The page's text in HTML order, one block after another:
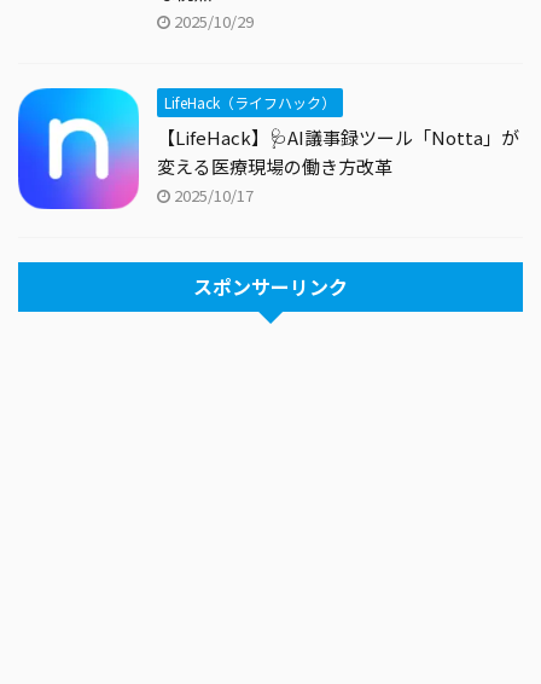
2025/10/29
LifeHack（ライフハック）
【LifeHack】🩺AI議事録ツール「Notta」が
変える医療現場の働き方改革
2025/10/17
スポンサーリンク